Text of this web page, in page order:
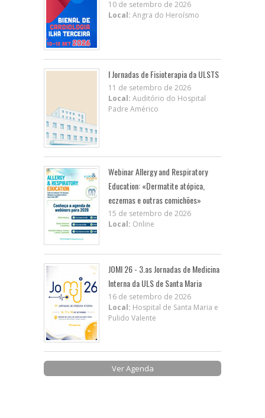
10 de setembro de 2026
Local: Angra do Heroísmo
I Jornadas de Fisioterapia da ULSTS
11 de setembro de 2026
Local: Auditório do Hospital
Padre Américo
Webinar Allergy and Respiratory
Education: «Dermatite atópica,
eczemas e outras comichões»
15 de setembro de 2026
Local: Online
JOMI 26 - 3.as Jornadas de Medicina
Interna da ULS de Santa Maria
16 de setembro de 2026
Local: Hospital de Santa Maria e
Pulido Valente
Ver Agenda